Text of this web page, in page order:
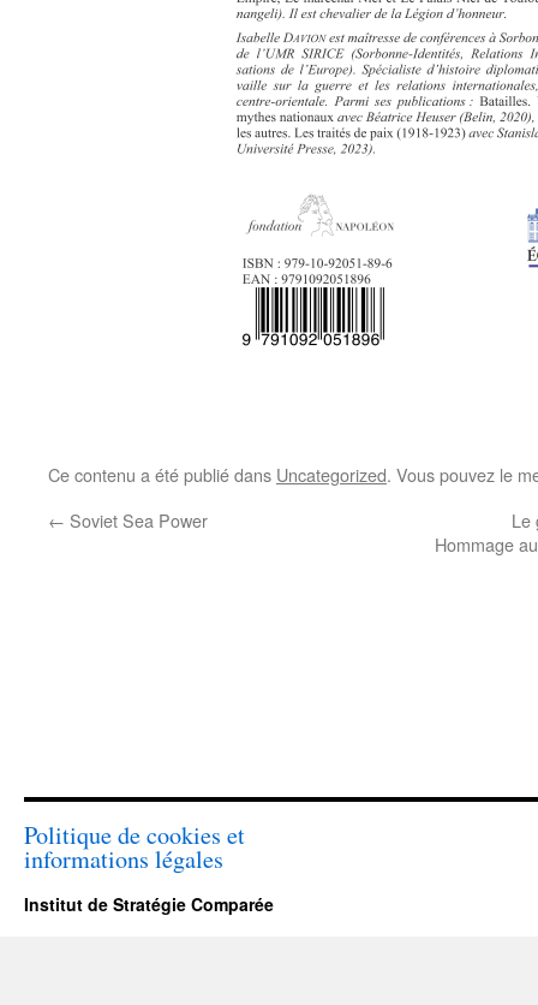
Ce contenu a été publié dans Uncategorized. Vous pouvez le
← Soviet Sea Power
Le
Hommage
Politique de cookies et
informations légales
Institut de Stratégie Comparée